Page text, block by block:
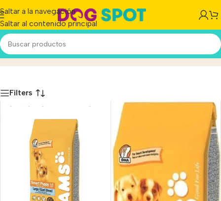
Saltar a la navegación
Saltar al contenido principal
IamsInicio/Producto
Filters